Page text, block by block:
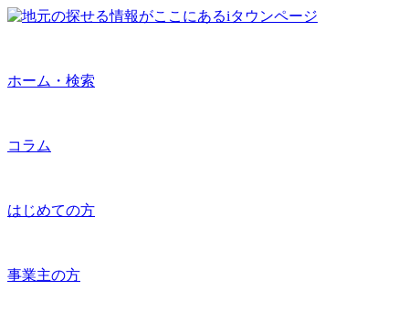
ホーム・検索
コラム
はじめての方
事業主の方